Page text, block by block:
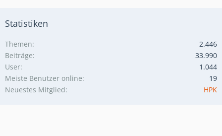
Statistiken
Themen
2.446
Beiträge
33.990
User
1.044
Meiste Benutzer online
19
Neuestes Mitglied
HPK